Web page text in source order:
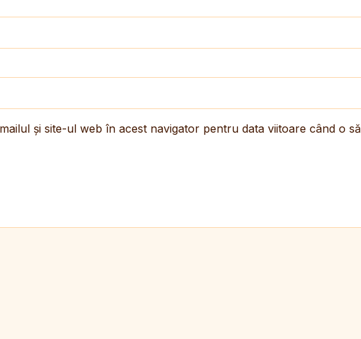
și site-ul web în acest navigator pentru data viitoare când o să